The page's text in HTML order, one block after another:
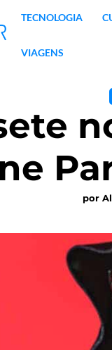
TECNOLOGIA
VIAGENS
por